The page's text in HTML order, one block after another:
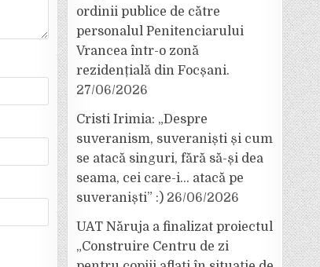
ordinii publice de către
personalul Penitenciarului
Vrancea într-o zonă
rezidențială din Focșani.
27/06/2026
Cristi Irimia: „Despre
suveranism, suveraniști și cum
se atacă singuri, fără să-și dea
seama, cei care-i… atacă pe
suveraniști” :) 26/06/2026
UAT Năruja a finalizat proiectul
„Construire Centru de zi